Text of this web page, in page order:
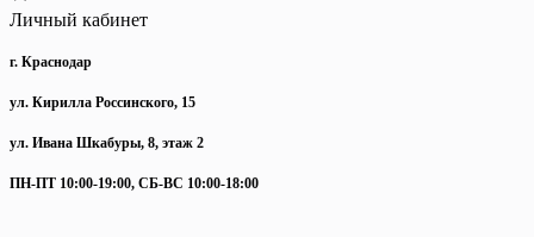
Личный кабинет
г. Краснодар
ул. Кирилла Россинского, 15
ул. Ивана Шкабуры, 8, этаж 2
ПН-ПТ 10:00-19:00, СБ-ВС 10:00-18:00